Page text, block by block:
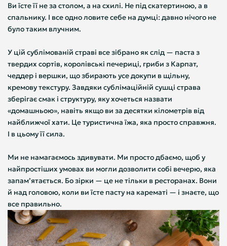
Ви їсте її не за столом, а на схилі. Не під скатертиною, а в
спальнику. І все одно ловите себе на думці: давно нічого не
було таким влучним.
У цій сублімованій страві все зібрано як слід — паста з
твердих сортів, королівські печериці, гриби з Карпат,
чеддер і вершки, що збирають усе докупи в щільну,
кремову текстуру. Завдяки сублімаційній сушці страва
зберігає смак і структуру, яку хочеться назвати
«домашньою», навіть якщо ви за десятки кілометрів від
найближчої хати. Це туристична їжа, яка просто справжня.
І в цьому її сила.
Ми не намагаємось здивувати. Ми просто дбаємо, щоб у
найпростіших умовах ви могли дозволити собі вечерю, яка
запам’ятається. Бо зірки — це не тільки в ресторанах. Вони
й над головою, коли ви їсте пасту на карематі — і знаєте, що
все правильно.